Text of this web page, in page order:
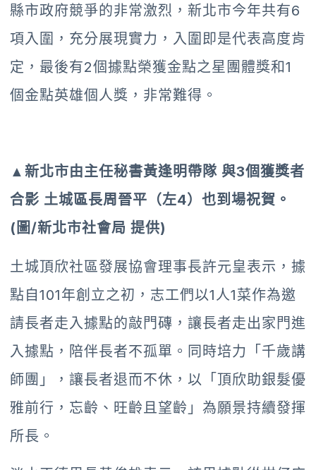
縣市政府競爭的非常激烈，新北市今年共有6
項入圍，充分展現實力，入圍即是代表高度肯
定，最後有2個據點榮獲金點之星團體獎和1
個金點英雄個人獎，非常難得。
▲新北市由主任秘書黃逢明帶隊 與3個獲獎者
合影 土城區長周晉平（左4）也到場祝賀。
(圖/新北市社會局 提供)
土城頂欣社區發展協會理事長許元皇表示，據
點自101年創立之初，志工們以1人1菜作為邀
請長者走入據點的敲門磚，讓長者走出家門進
入據點，陪伴長者不孤單。同時培力「千歲講
師團」，讓長者退而不休，以「頂欣助銀髮優
雅前行，忘齡、旺齡且望齡」為願景持續發揮
所長。